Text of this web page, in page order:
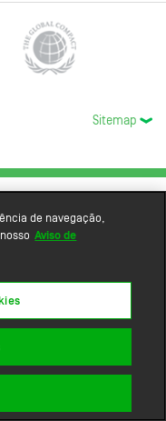
Sitemap
de navegação,
Aviso de